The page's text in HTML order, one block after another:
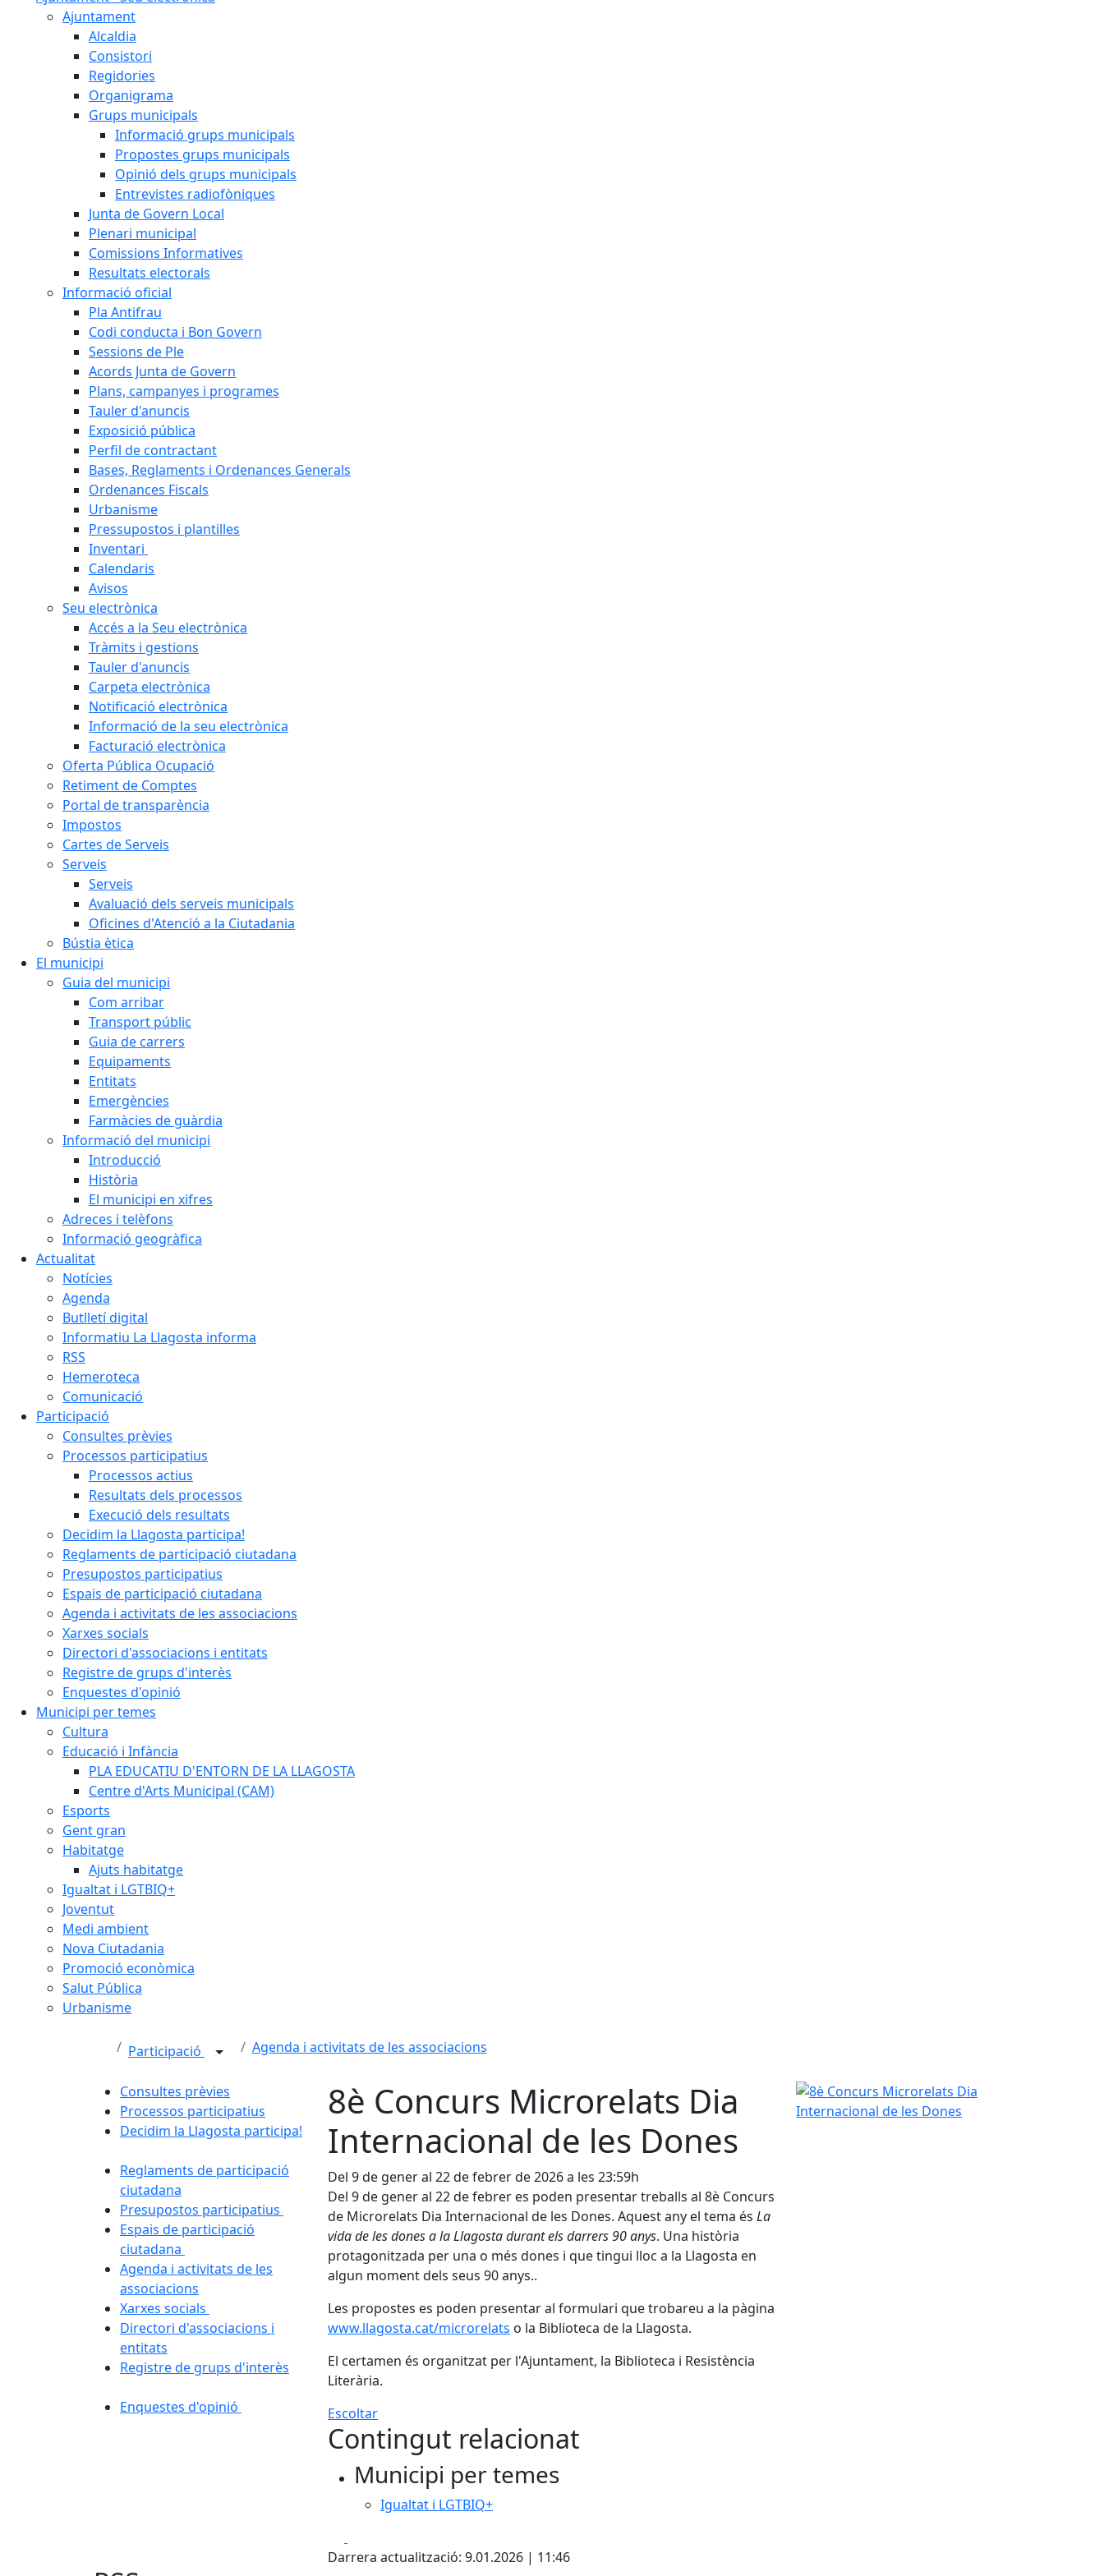
Ajuntament
Alcaldia
Consistori
Regidories
Organigrama
Grups municipals
Informació grups municipals
Propostes grups municipals
Opinió dels grups municipals
Entrevistes radiofòniques
Junta de Govern Local
Plenari municipal
Comissions Informatives
Resultats electorals
Informació oficial
Pla Antifrau
Codi conducta i Bon Govern
Sessions de Ple
Acords Junta de Govern
Plans, campanyes i programes
Tauler d'anuncis
Exposició pública
Perfil de contractant
Bases, Reglaments i Ordenances Generals
Ordenances Fiscals
Urbanisme
Pressupostos i plantilles
Inventari
Calendaris
Avisos
Seu electrònica
Accés a la Seu electrònica
Tràmits i gestions
Tauler d'anuncis
Carpeta electrònica
Notificació electrònica
Informació de la seu electrònica
Facturació electrònica
Oferta Pública Ocupació
Retiment de Comptes
Portal de transparència
Impostos
Cartes de Serveis
Serveis
Serveis
Avaluació dels serveis municipals
Oficines d'Atenció a la Ciutadania
Bústia ètica
El municipi
Guia del municipi
Com arribar
Transport públic
Guia de carrers
Equipaments
Entitats
Emergències
Farmàcies de guàrdia
Informació del municipi
Introducció
Història
El municipi en xifres
Adreces i telèfons
Informació geogràfica
Actualitat
Notícies
Agenda
Butlletí digital
Informatiu La Llagosta informa
RSS
Hemeroteca
Comunicació
Participació
Consultes prèvies
Processos participatius
Processos actius
Resultats dels processos
Execució dels resultats
Decidim la Llagosta participa!
Reglaments de participació ciutadana
Presupostos participatius
Espais de participació ciutadana
Agenda i activitats de les associacions
Xarxes socials
Directori d'associacions i entitats
Registre de grups d'interès
Enquestes d'opinió
Municipi per temes
Cultura
Educació i Infància
PLA EDUCATIU D'ENTORN DE LA LLAGOSTA
Centre d'Arts Municipal (CAM)
Esports
Gent gran
Habitatge
Ajuts habitatge
Igualtat i LGTBIQ+
Joventut
Medi ambient
Nova Ciutadania
Promoció econòmica
Salut Pública
Urbanisme
Participació Agenda i activitats de les associacions
Consultes prèvies
Processos participatius
Decidim la Llagosta participa!
Reglaments de participació
ciutadana
Presupostos participatius
Espais de participació
ciutadana
Agenda i activitats de les
associacions
Xarxes socials
Directori d'associacions i
entitats
Registre de grups d'interès
Enquestes d'opinió
8è Concurs Microrelats Dia
Internacional de les Dones
Del 9 de gener al 22 de febrer de 2026 a les 23:59h
Del 9 de gener al 22 de febrer es poden presentar treballs al 8è Concurs
de Microrelats Dia Internacional de les Dones. Aquest any el tema és La
vida de les dones a la Llagosta durant els darrers 90 anys. Una història
protagonitzada per una o més dones i que tingui lloc a la Llagosta en
algun moment dels seus 90 anys..
Les propostes es poden presentar al formulari que trobareu a la pàgina
www.llagosta.cat/microrelats o la Biblioteca de la Llagosta.
El certamen és organitzat per l'Ajuntament, la Biblioteca i Resistència
Literària.
Escoltar
Contingut relacionat
Municipi per temes
Igualtat i LGTBIQ+
Darrera actualització: 9.01.2026 | 11:46
8è Concurs Microrelats Dia Internacional de les